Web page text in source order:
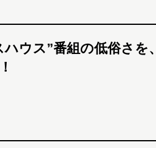
ハウス”番組の低俗さを